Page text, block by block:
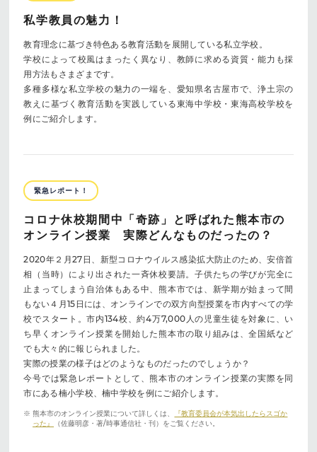
私学教員の魅力！
教育理念に基づき特色ある教育活動を展開している私立学校。
学校によって校風はまったく異なり、教師に求める資質・能力も採
用方法もさまざまです。
多種多様な私立学校の魅力の一端を、愛知県名古屋市で、浄土宗の
教えに基づく教育活動を実践している東海中学校・東海高校学校を
例にご紹介します。
緊急レポート！
コロナ休校期間中「奇跡」と呼ばれた熊本市の
オンライン授業 実際どんなものだったの？
2020年２月27日、新型コロナウイルス感染拡大防止のため、安倍首
相（当時）により出された一斉休校要請。子供たちの学びが完全に
止まってしまう自治体もある中、熊本市では、新学期が始まって間
もない４月15日には、オンラインでの双方向型授業を市内すべての学
校でスタート。市内134校、約4万7,000人の児童生徒を対象に、い
ち早くオンライン授業を開始した熊本市の取り組みは、全国紙など
でも大々的に報じられました。
実際の授業の様子はどのようなものだったのでしょうか？
今号では緊急レポートとして、熊本市のオンライン授業の実際を同
市にある楠小学校、楠中学校を例にご紹介します。
※ 熊本市のオンライン授業について詳しくは、
『教育委員会が本気出したらスゴか
った』
（佐藤明彦・著/時事通信社・刊）をご覧ください。